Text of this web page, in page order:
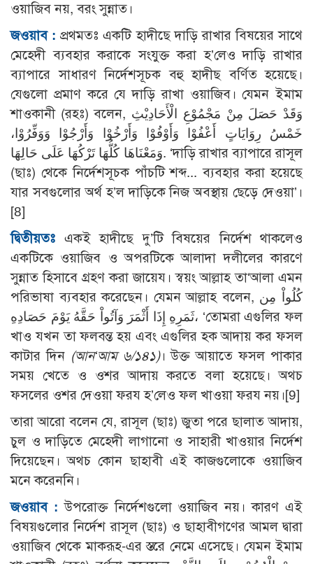
ওয়াজিব নয়, বরং সুন্নাত।
জওয়াব : প্রথমতঃ একটি হাদীছে দাড়ি রাখার বিষয়ের সাথে
মেহেদী ব্যবহার করাকে সংযুক্ত করা হ’লেও দাড়ি রাখার
ব্যাপারে সাধারণ নির্দেশসূচক বহু হাদীছ বর্ণিত হয়েছে।
যেগুলো প্রমাণ করে যে দাড়ি রাখা ওয়াজিব। যেমন ইমাম
শাওকানী (রহঃ) বলেন, وَقَدْ حَصَلَ مِنْ مَجْمُوْعِ الْأَحَادِيْثِ
خَمْسُ رِوَايَاتٍ أَعْفُوْا وَأَوْفُوْا وَأَرْخُوْا وَأَرْجُوْا وَوَفِّرُوْا،
وَمَعْنَاهَا كُلُّهَا تَرْكُهَا عَلَى حَالِهَا. ‘দাড়ি রাখার ব্যাপারে রাসূল
(ছাঃ) থেকে নির্দেশসূচক পাঁচটি শব্দ... ব্যবহার করা হয়েছে
যার সবগুলোর অর্থ হ’ল দাড়িকে নিজ অবস্থায় ছেড়ে দেওয়া’।
[8]
দ্বিতীয়তঃ একই হাদীছে দু’টি বিষয়ের নির্দেশ থাকলেও
একটিকে ওয়াজিব ও অপরটিকে আলাদা দলীলের কারণে
সুন্নাত হিসাবে গ্রহণ করা জায়েয। স্বয়ং আল্লাহ তা‘আলা এমন
পরিভাষা ব্যবহার করেছেন। যেমন আল্লাহ বলেন, كُلُواْ مِن
ثَمَرِهِ إِذَا أَثْمَرَ وَآتُواْ حَقَّهُ يَوْمَ حَصَادِهِ، ‘তোমরা এগুলির ফল
খাও যখন তা ফলবন্ত হয় এবং এগুলির হক আদায় কর ফসল
কাটার দিন (আন‘আম ৬/১৪১)। উক্ত আয়াতে ফসল পাকার
সময় খেতে ও ওশর আদায় করতে বলা হয়েছে। অথচ
ফসলের ওশর দেওয়া ফরয হ’লেও ফল খাওয়া ফরয নয়।[9]
তারা আরো বলেন যে, রাসূল (ছাঃ) জুতা পরে ছালাত আদায়,
চুল ও দাড়িতে মেহেদী লাগানো ও সাহারী খাওয়ার নির্দেশ
দিয়েছেন। অথচ কোন ছাহাবী এই কাজগুলোকে ওয়াজিব
মনে করেননি।
জওয়াব : উপরোক্ত নির্দেশগুলো ওয়াজিব নয়। কারণ এই
বিষয়গুলোর নির্দেশ রাসূল (ছাঃ) ও ছাহাবীগণের আমল দ্বারা
ওয়াজিব থেকে মাকরূহ-এর স্তরে নেমে এসেছে। যেমন ইমাম